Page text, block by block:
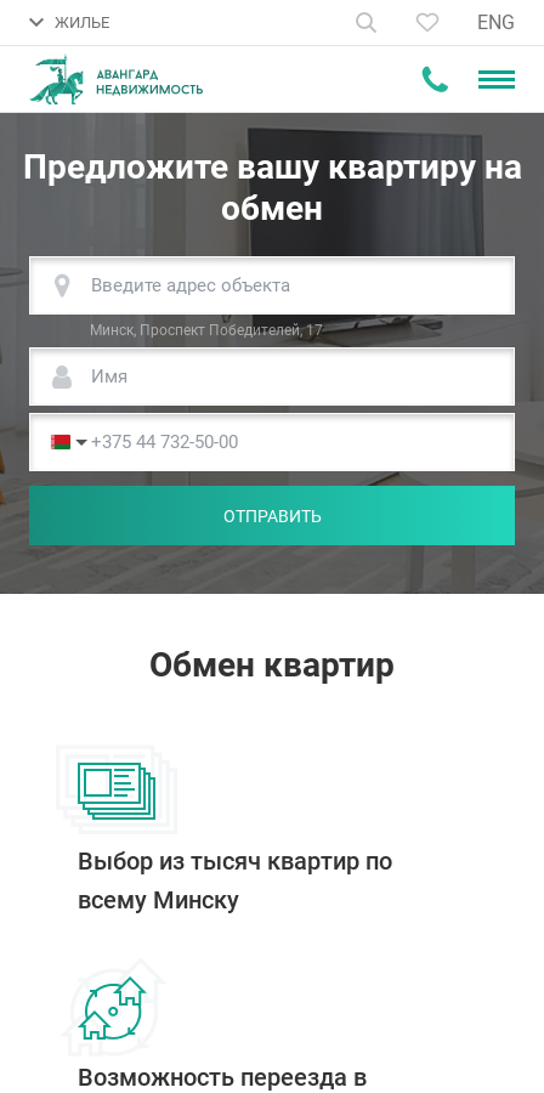
ЖИЛЬЕ ENG
Предложите вашу квартиру на
обмен
Минск, Проспект Победителей, 17
ОТПРАВИТЬ
Обмен квартир
Выбор из тысяч квартир по
всему Минску
Возможность переезда в